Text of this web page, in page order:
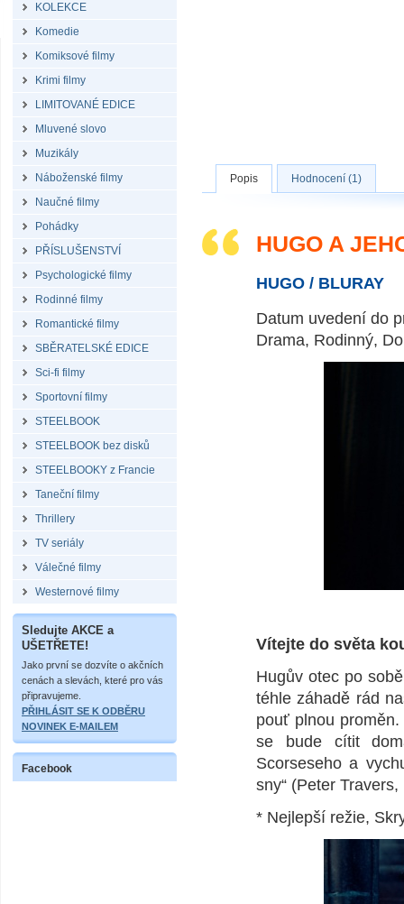
KOLEKCE
Komedie
Komiksové filmy
Krimi filmy
LIMITOVANÉ EDICE
Mluvené slovo
Muzikály
Náboženské filmy
Naučné filmy
Pohádky
PŘÍSLUŠENSTVÍ
Psychologické filmy
Rodinné filmy
Romantické filmy
SBĚRATELSKÉ EDICE
Sci-fi filmy
Sportovní filmy
STEELBOOK
STEELBOOK bez disků
STEELBOOKY z Francie
Taneční filmy
Thrillery
TV seriály
Válečné filmy
Westernové filmy
Sledujte AKCE a
UŠETŘETE!
Jako první se dozvíte o akčních
cenách a slevách, které pro vás
připravujeme.
PŘIHLÁSIT SE K ODBĚRU
NOVINEK E-MAILEM
Facebook
Popis Hodnocení (1)
HUGO A
HUGO / BLURAY
Datum uvedení do
Drama, Rodinný,
Vítejte do světa
Hugův otec po
téhle záhadě rád
pouť plnou
se bude cítit
Scorseseho a
sny“ (Peter
* Nejlepší režie,